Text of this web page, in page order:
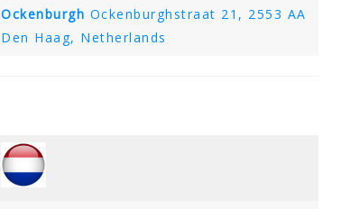
Ockenburgh Ockenburghstraat 21, 2553 AA
Den Haag, Netherlands